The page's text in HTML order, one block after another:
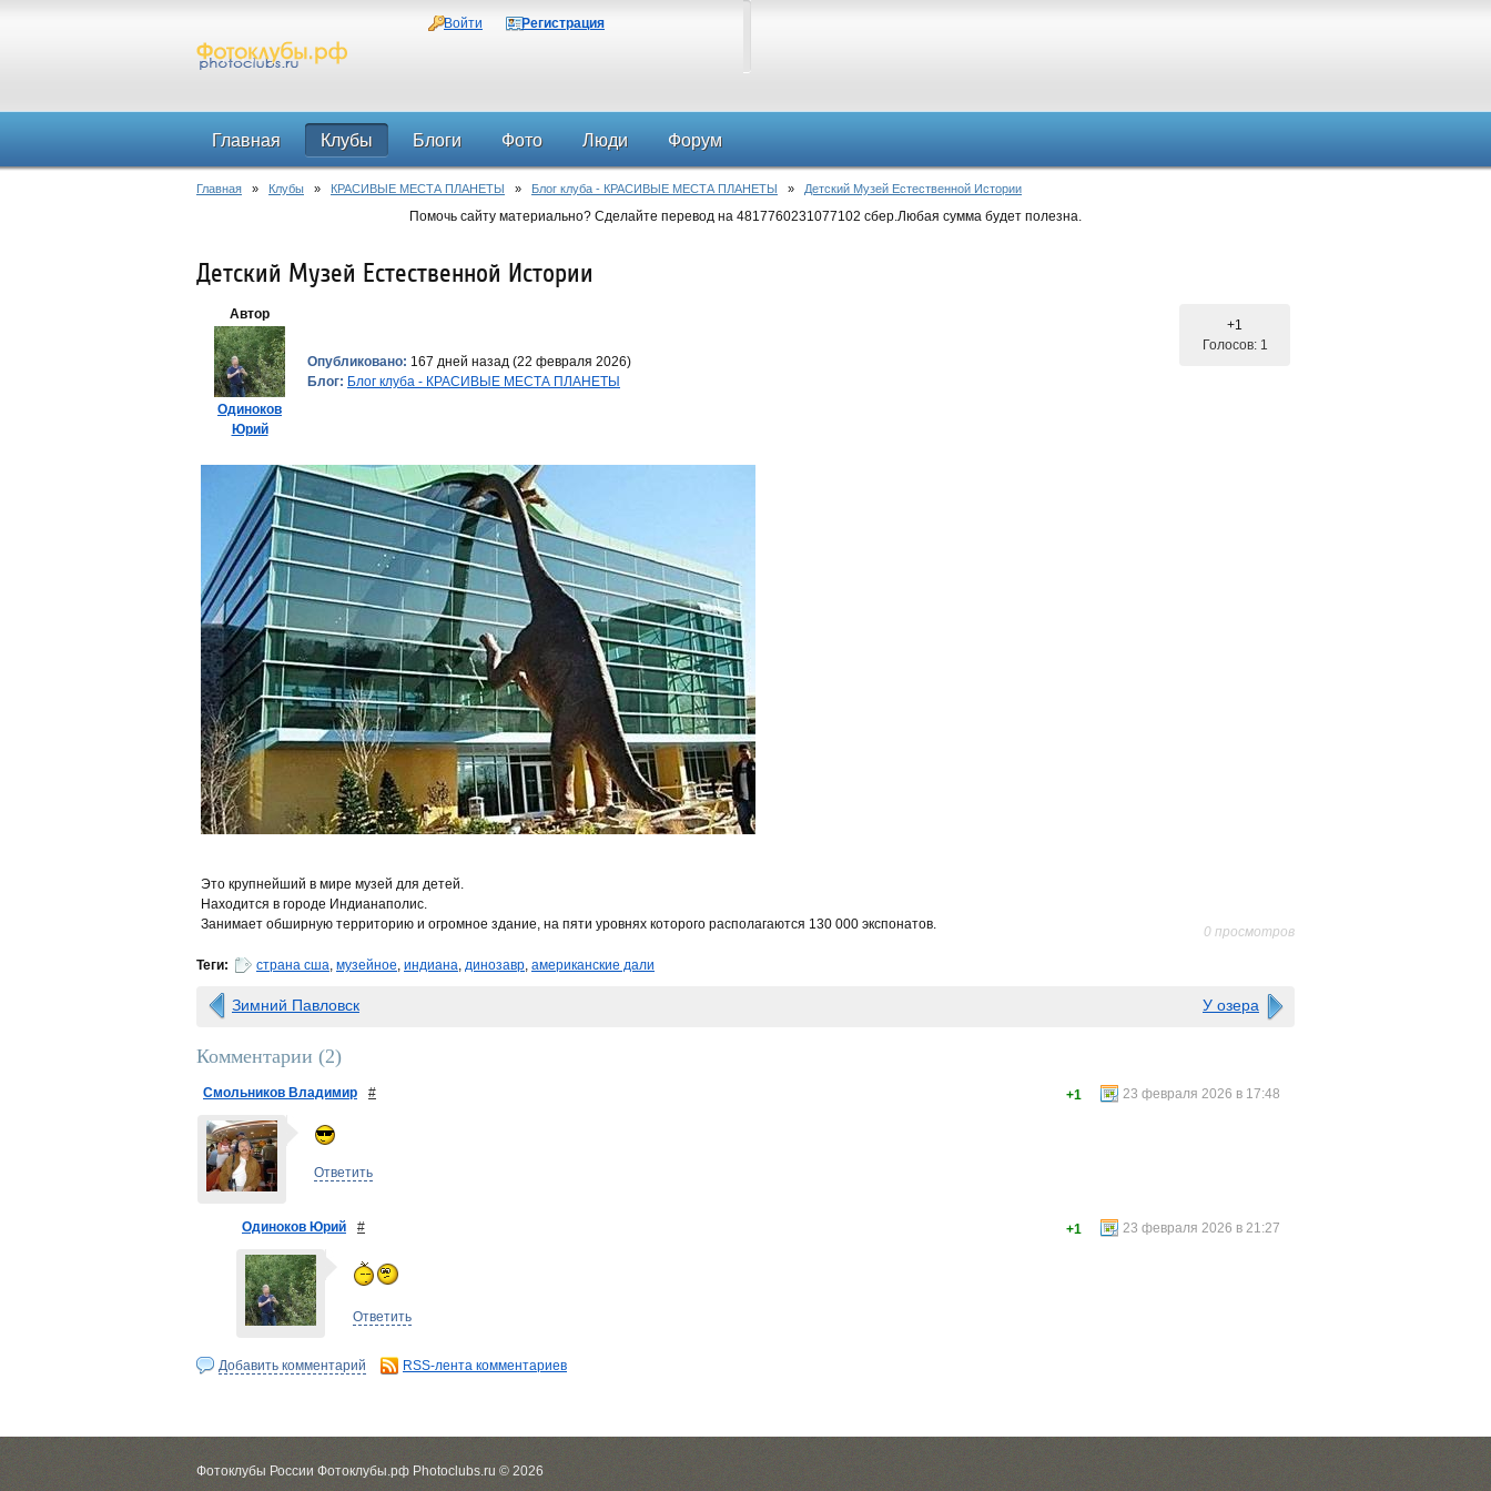
Войти Регистрация
Главная Клубы Блоги Фото Люди Форум
Главная » Клубы » КРАСИВЫЕ МЕСТА ПЛАНЕТЫ » Блог клуба - КРАСИВЫЕ МЕСТА ПЛАНЕТЫ » Детский Музей Естественной Истории
Помочь сайту материально? Сделайте перевод на 4817760231077102 сбер.Любая сумма будет полезна.
Детский Музей Естественной Истории
Автор
Одиноков
Юрий
Опубликовано: 167 дней назад (22 февраля 2026)
Блог: Блог клуба - КРАСИВЫЕ МЕСТА ПЛАНЕТЫ
+1
Голосов: 1
Это крупнейший в мире музей для детей.
Находится в городе Индианаполис.
Занимает обширную территорию и огромное здание, на пяти уровнях которого располагаются 130 000 экспонатов.
0 просмотров
Теги: страна сша, музейное, индиана, динозавр, американские дали
Зимний Павловск У озера
Комментарии (2)
Смольников Владимир # 23 февраля 2026 в 17:48
+1
Ответить
Одиноков Юрий # 23 февраля 2026 в 21:27
+1
Ответить
Добавить комментарий RSS-лента комментариев
Фотоклубы России Фотоклубы.рф Photoclubs.ru © 2026